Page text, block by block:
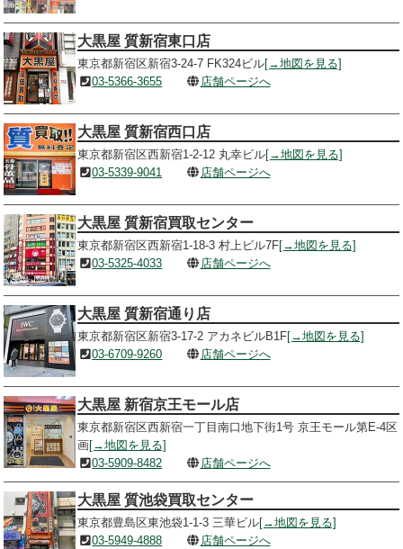
大黒屋 質新宿東口店
東京都新宿区新宿3-24-7 FK324ビル[→地図を見る]
03-5366-3655
店舗ページへ
大黒屋 質新宿西口店
東京都新宿区西新宿1-2-12 丸幸ビル[→地図を見る]
03-5339-9041
店舗ページへ
大黒屋 質新宿買取センター
東京都新宿区西新宿1-18-3 村上ビル7F[→地図を見る]
03-5325-4033
店舗ページへ
大黒屋 質新宿通り店
東京都新宿区新宿3-17-2 アカネビルB1F[→地図を見る]
03-6709-9260
店舗ページへ
大黒屋 新宿京王モール店
東京都新宿区西新宿一丁目南口地下街1号 京王モール第E-4区
画[→地図を見る]
03-5909-8482
店舗ページへ
大黒屋 質池袋買取センター
東京都豊島区東池袋1-1-3 三華ビル[→地図を見る]
03-5949-4888
店舗ページへ